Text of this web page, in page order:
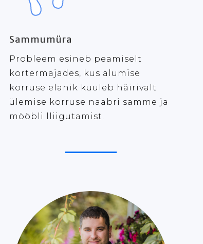
Sammumüra
Probleem esineb peamiselt
kortermajades, kus alumise
korruse elanik kuuleb häirivalt
ülemise korruse naabri samme ja
mööbli lliigutamist.